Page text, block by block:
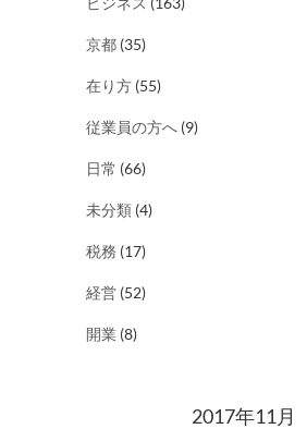
京都 (35)
在り方 (55)
従業員の方へ (9)
日常 (66)
未分類 (4)
税務 (17)
経営 (52)
開業 (8)
2017年11月